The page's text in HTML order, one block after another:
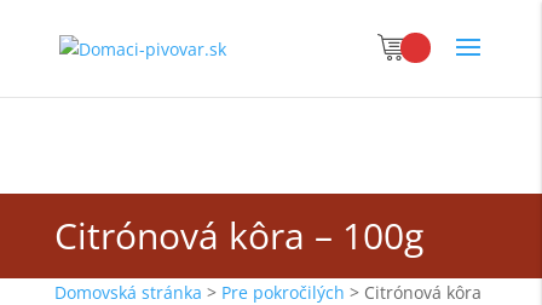
Citrónová kôra – 100g
Domovská stránka > Pre pokročilých > Citrónová kôra